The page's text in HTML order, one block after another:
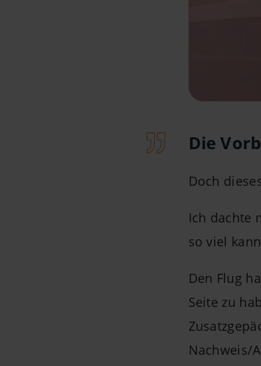
Die
Doch
Ich dachte
so viel
Den Flug
Seite zu
Nachweis/